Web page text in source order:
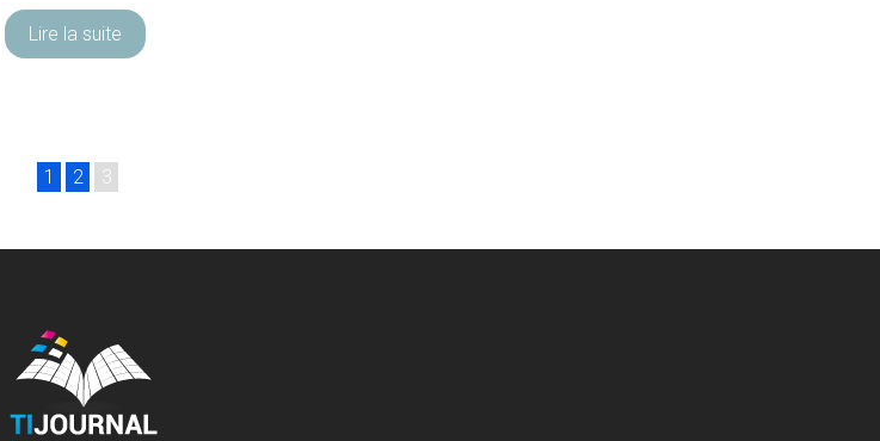
Lire la suite
1 2 3